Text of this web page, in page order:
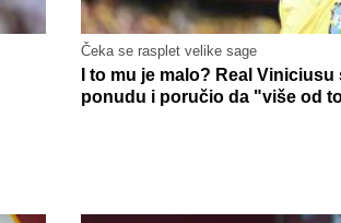
Čeka se rasplet velike sage
I to mu je malo? Real
ponudu i poručio da "više od